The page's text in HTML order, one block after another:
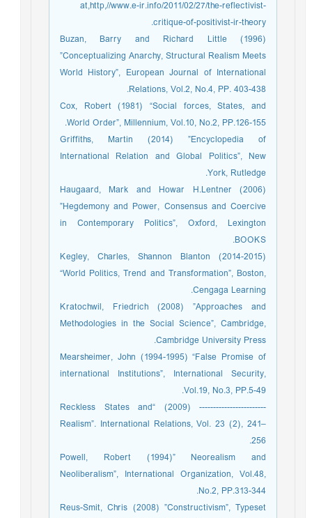
at,http,//www.e-ir.info/2011/02/27/the-reflectivist-
critique-of-positivist-ir-theory.
Buzan, Barry and Richard Little (1996)
”Conceptualizing Anarchy, Structural Realism Meets
World History”, European Journal of International
Relations, Vol.2, No.4, PP. 403-438.
Cox, Robert (1981) “Social forces, States, and
World Order”, Millennium, Vol.10, No.2, PP.126-155.
Griffiths, Martin (2014) ”Encyclopedia of
International Relation and Global Politics”, New
York, Rutledge.
Haugaard, Mark and Howar H.Lentner (2006)
”Hegdemony and Power, Consensus and Coercive
in Contemporary Politics”, Oxford, Lexington
BOOKS.
Kegley, Charles, Shannon Blanton (2014-2015)
“World Politics, Trend and Transformation”, Boston,
Cengaga Learning.
Kratochwil, Friedrich (2008) ”Approaches and
Methodologies in the Social Science”, Cambridge,
Cambridge University Press.
Mearsheimer, John (1994-1995) “False Promise of
international Institutions”, International Security,
Vol.19, No.3, PP.5-49.
------------------------ (2009) “Reckless States and
Realism”. International Relations, Vol. 23 (2), 241–
256.
Powell, Robert (1994)” Neorealism and
Neoliberalism”, International Organization, Vol.48,
No.2, PP.313-344.
Reus-Smit, Chris (2008) ”Constructivism”, Typeset